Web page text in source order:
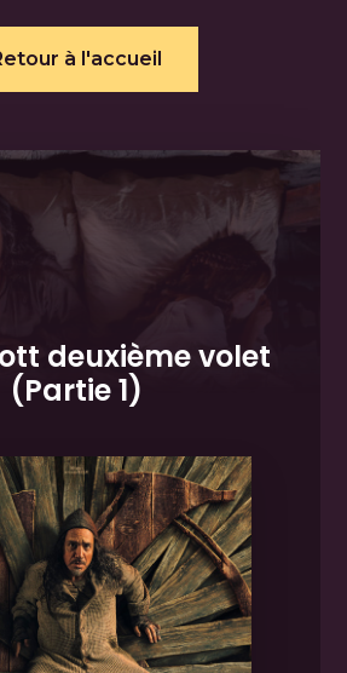
à l'accueil
deuxième volet
(Partie 1)